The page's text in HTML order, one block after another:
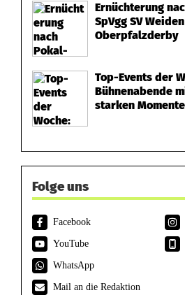
Ernüchterung
SpVgg SV
Oberpfalzderby
Top-Events der
Bühnenabende
starken
Folge uns
Facebook
YouTube
WhatsApp
Mail an die Redaktion